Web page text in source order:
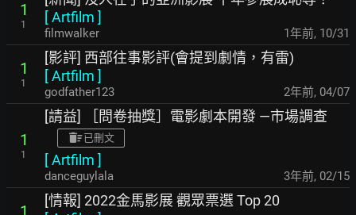
1
1
[Artfilm ]
filmwalker 1年前, 10/31
1
1
[影評] 西部往事影評(會提到劇情，有雷)
[Artfilm ]
godfather123 2年前, 04/07
1
1
[請益] ［問卷抽獎］電影劇本開發 —市場調查
已刪文
[Artfilm ]
danceguylala 3年前, 02/15
1
[情報] 2022金馬影展 觀眾票選 Top 20